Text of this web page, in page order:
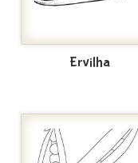
Ervilha